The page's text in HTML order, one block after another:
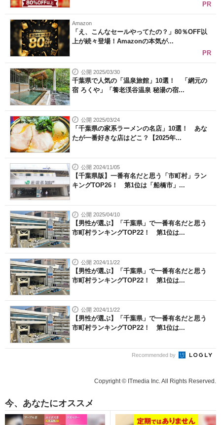
PR
Amazon
「え、こんなセールやってたの？」80％OFF以
上が続々登場！Amazonの本気が...
PR
公開 2025/03/30
千葉県で人気の「温泉旅館」10選！ 「網元の
宿 ろくや」「養老渓谷温泉 秘湯の宿...
公開 2025/03/24
「千葉県の家系ラーメンの名店」10選！ あな
たが一番好きな店はどこ？【2025年...
公開 2024/11/05
【千葉県版】一番有名だと思う「市町村」ラン
キングTOP26！ 第1位は「船橋市」...
公開 2025/04/10
【男性が選ぶ】「千葉県」で一番有名だと思う
市町村ランキングTOP22！ 第1位は...
公開 2024/11/22
【男性が選ぶ】「千葉県」で一番有名だと思う
市町村ランキングTOP22！ 第1位は...
公開 2024/11/22
【男性が選ぶ】「千葉県」で一番有名だと思う
市町村ランキングTOP22！ 第1位は...
Recommended by
Copyright © ITmedia Inc. All Rights Reserved.
今、あなたにオススメ